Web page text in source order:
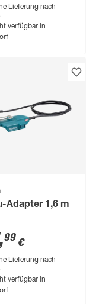
36 V
Lieferung nach
verfügbar in
Adapter 1,6 m
,99 €
Lieferung nach
verfügbar in